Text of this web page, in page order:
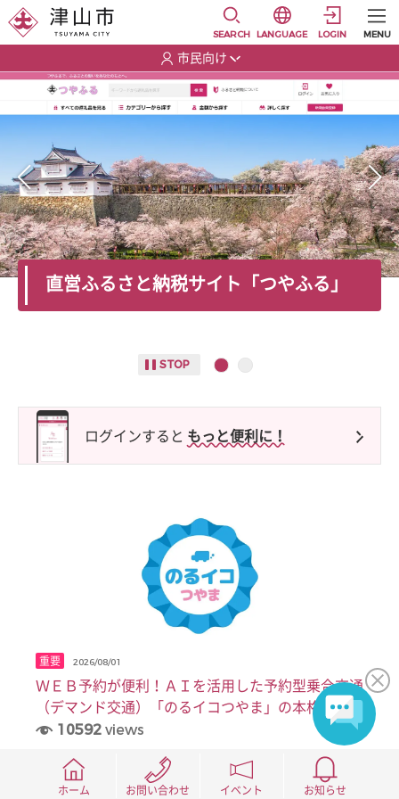
SEARCH
選択すると言語の切
LANGUAGE LOGIN MENU
選択すると利用者の切替が発生します
市民向け
本文の始まり
リスト 2項目
直営ふるさと納税サイト「つやふる」
STOP
ログインすると もっと便利に！
重要 2026/08/01
ＷＥＢ予約が便利！ＡＩを活用した予約型乗合交通
（デマンド交通）「のるイコつやま」の本格運行を
開始しています
10592views
ホーム お問い合わせ イベント お知らせ